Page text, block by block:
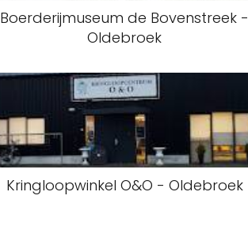
Boerderijmuseum de Bovenstreek -
Oldebroek
Kringloopwinkel O&O - Oldebroek